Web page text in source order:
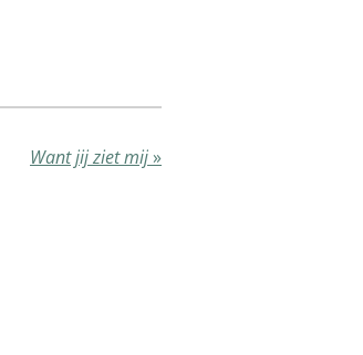
Want jij ziet mij»